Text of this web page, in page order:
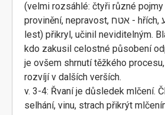
provinění, nepravost, אטח - hřích, ןוע- vina, הימר-
lest) přikryl, učinil neviditelným.
kdo zakusil celostné působení
je ovšem shrnutí těžkého
rozvíjí v dalších verších.
v. 3-4: Řvaní je důsledek mlčení.
selhání, vinu, strach přikrýt